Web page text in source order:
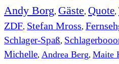
Andy Borg, Gäste, Quote,
ZDF, Stefan Mross,
Schlager-Spaß,
Michelle, Andrea Berg, Maite